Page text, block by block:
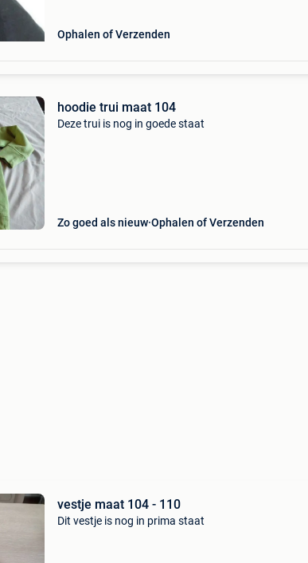
Ophalen of Verzenden
hoodie trui maat 104
Deze trui is nog in goede staat
Zo goed als nieuw Ophalen of Verzenden
vestje maat 104 - 110
Dit vestje is nog in prima staat